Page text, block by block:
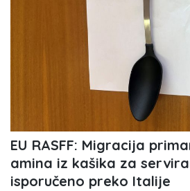
EU RASFF: Migracija
amina iz kašika za
isporučeno preko Italije